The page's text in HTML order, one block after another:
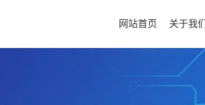
网站首页 关于我们